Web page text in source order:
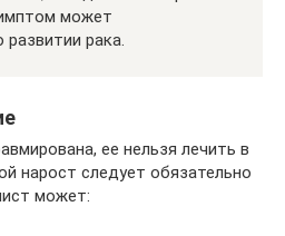
может
рака.
ее нельзя лечить в
нарост следует обязательно
может: